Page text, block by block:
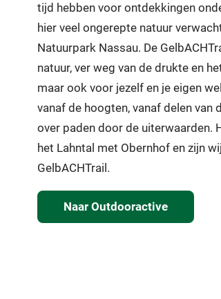
tijd hebben voor ontdekkingen
hier veel ongerepte natuur
Natuurpark Nassau. De
natuur, ver weg van de drukte en
maar ook voor jezelf en je eigen
vanaf de hoogten, vanaf delen van
over paden door de uiterwaarden.
het Lahntal met Obernhof en zijn
GelbACHTrail.
Naar Outdooractive